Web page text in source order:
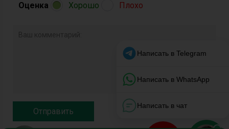
Оценка Хорошо Плохо